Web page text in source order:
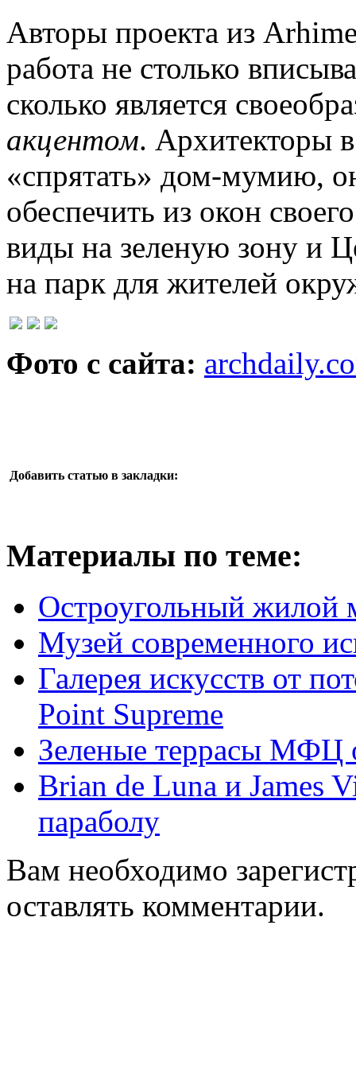
Авторы проекта из
работа не столько
сколько является
акцентом. Архитекторы
«спрятать» дом-мумию,
обеспечить из окон
виды на зеленую зону и
на парк для жителей
Фото с сайта:
Добавить статью в закладки:
Материалы по теме:
Остроугольный жилой
Музей современного
Галерея искусств от
Point Supreme
Зеленые террасы МФЦ
Brian de Luna и James
параболу
Вам необходимо
оставлять комментарии.